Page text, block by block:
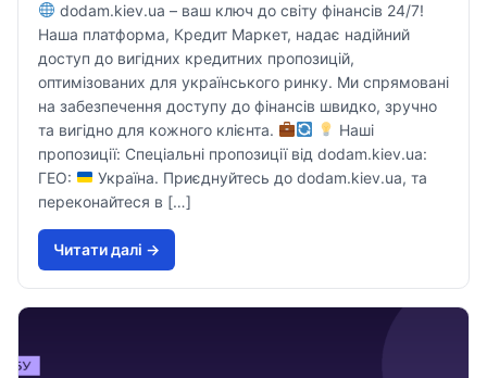
dodam.kiev.ua – ваш ключ до світу фінансів 24/7!
Наша платформа, Кредит Маркет, надає надійний
доступ до вигідних кредитних пропозицій,
оптимізованих для українського ринку. Ми спрямовані
на забезпечення доступу до фінансів швидко, зручно
та вигідно для кожного клієнта.
Наші
пропозиції: Спеціальні пропозиції від dodam.kiev.ua:
ГЕО:
Україна. Приєднуйтесь до dodam.kiev.ua, та
переконайтеся в […]
Читати далi →